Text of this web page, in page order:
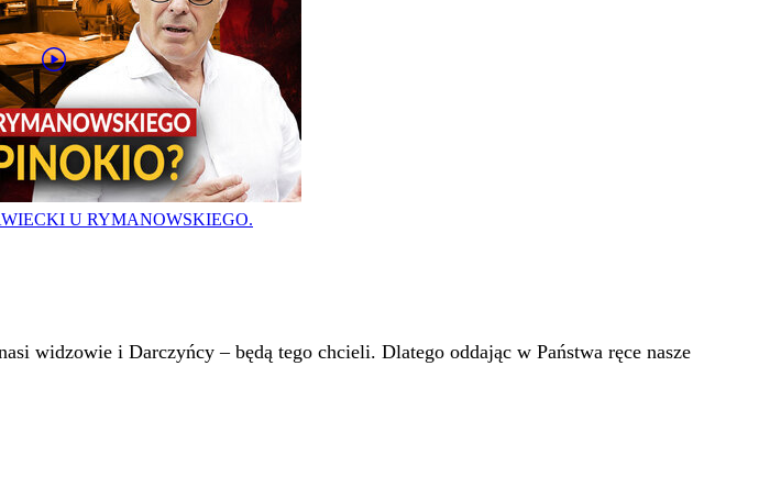
U RYMANOWSKIEGO.
widzowie i Darczyńcy – będą tego chcieli. Dlatego oddając w Państwa ręce nasze